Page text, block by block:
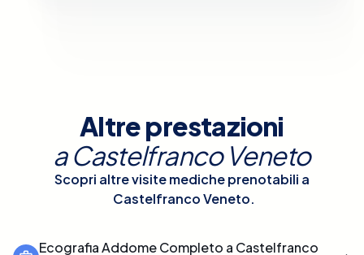
Altre prestazioni
aCastelfranco Veneto
Scopri altre visite mediche prenotabili a
Castelfranco Veneto.
Ecografia Addome Completo a Castelfranco